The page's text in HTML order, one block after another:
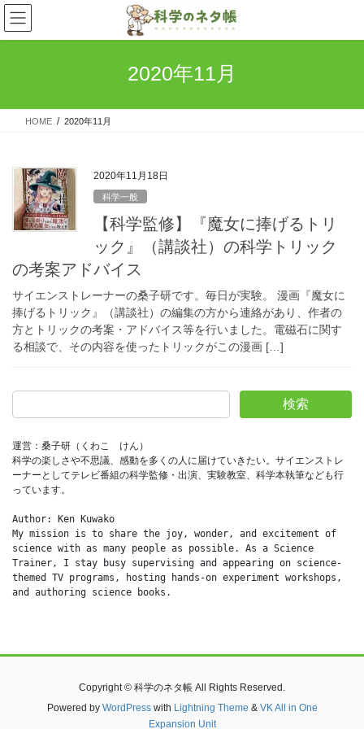
コ
ン
テ
ス
ナ
ビ
ゲ
ン
2020年11月
HOME 2020年11月
2020年11月18日
科学一般
【科学監修】『魔女に捧げるトリ
ック』（講談社）の科学トリック
の考案アドバイス
サイエンストレーナーの桑子研です。毎日が実験。 漫画『魔女に
捧げるトリック』（講談社）の編集の方から連絡があり、作者の
方とトリックの考案・アドバイス等を行いました。電磁石に関す
る相談で、その内容を使ったトリックがこの漫画 […]
検索
運営：桑子研（くわこ　けん）
科学の楽しさや不思議、感動を多くの人に届けていきたい。サイエンストレ
ーナーとしてテレビ番組の科学監修・出演、実験教室、科学本執筆なども行
っています。
Author: Ken Kuwako
My mission is to share the joy, wonder, and excitement of
science with as many people as possible. As a Science
Trainer, I stay busy supervising and appearing on science-
themed TV programs, hosting hands-on experiment workshops,
and authoring science books.
Copyright © 科学のネタ帳 All Rights Reserved.
Powered by WordPresswith Lightning Theme & VK All in One
Expansion Unit